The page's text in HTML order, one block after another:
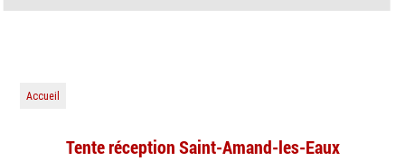
Accueil
Tente réception Saint-Amand-les-Eaux